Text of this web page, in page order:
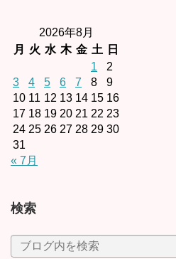
2026年8月
月
火 水 木 金 土
日
1
2
3
4 5 6 7 8
9
10 11 12 13 14 15 16
17 18 19 20 21 22 23
24 25 26 27 28 29 30
31
« 7月
検索